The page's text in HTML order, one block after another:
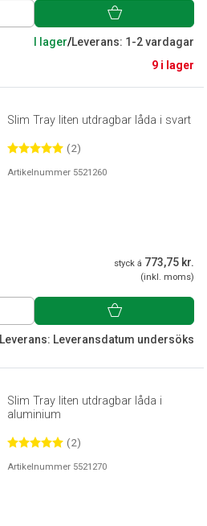
I lager/Leverans: 1-2 vardagar
9 i lager
Slim Tray liten utdragbar låda i svart
(2)
Artikelnummer 5521260
styck á 773,75 kr.
(inkl. moms)
Leverans: Leveransdatum undersöks
Slim Tray liten utdragbar låda i
aluminium
(2)
Artikelnummer 5521270